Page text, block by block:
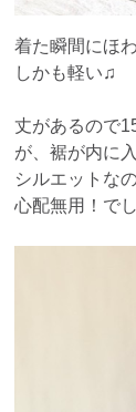
着た瞬間にほ
しかも軽い♫
丈があるので
が、裾が内に
シルエットなの
心配無用！で